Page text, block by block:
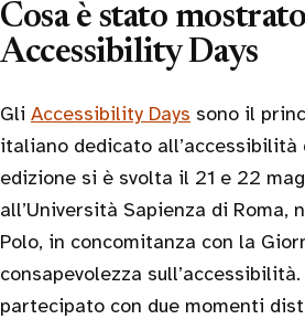
Cosa è stato
Accessibility Days
Gli Accessibility Days sono il
italiano dedicato all’accessibilità
edizione si è svolta il 21 e 22
all’Università Sapienza di Roma,
Polo, in concomitanza con la
consapevolezza sull’accessibilità.
partecipato con due momenti